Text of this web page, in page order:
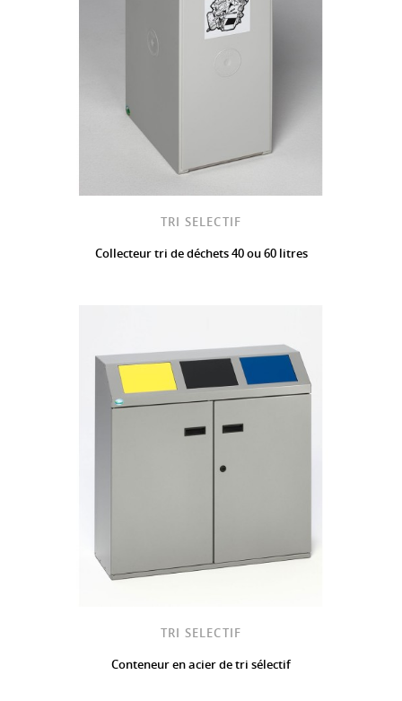
TRI SELECTIF
Collecteur tri de déchets 40 ou 60 litres
TRI SELECTIF
Conteneur en acier de tri sélectif